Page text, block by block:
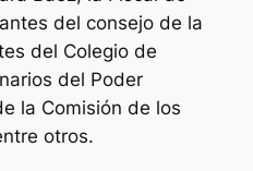
del consejo de la
del Colegio de
del Poder
la Comisión de los
otros.